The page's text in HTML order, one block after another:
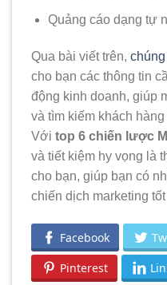
Quảng cáo dạng tự
Qua bài viết trên, chúng
cho bạn các thông tin
động kinh doanh, giúp
và tìm kiếm khách
Với top 6 chiến lược
và tiết kiệm hy vọng là
cho bạn, giúp bạn có
chiến dịch marketing tốt
Facebook
Pinterest